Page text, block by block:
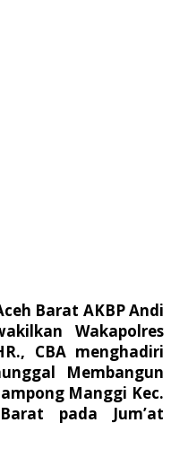
Barat AKBP Andi
Wakapolres
CBA menghadiri
Membangun
Manggi Kec.
pada Jum’at